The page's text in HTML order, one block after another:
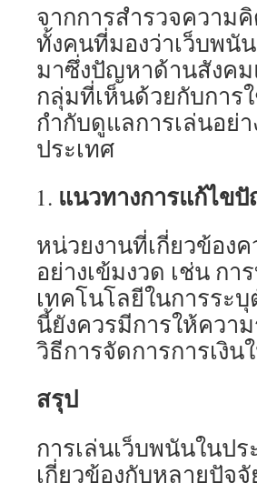
จากการสำรวจความ
ทั้งคนที่มองว่าเว็บพนั
มาซึ่งปัญหาด้านสังคม
กลุ่มที่เห็นด้วยกับการ
กำกับดูแลการเล่นอย่
ประเทศ
แนวทางการแก้ไข
หน่วยงานที่เกี่ยวข้อง
อย่างเข้มงวด เช่น ก
เทคโนโลยีในการระ
นี้ยังควรมีการให้ควา
วิธีการจัดการการเงิ
สรุป
การเล่นเว็บพนันในป
เกี่ยวข้องกับหลายปัจ